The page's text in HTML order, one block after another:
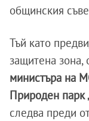
общинския
Тъй като
защитена зона,
министъра на
Природен парк
следва преди